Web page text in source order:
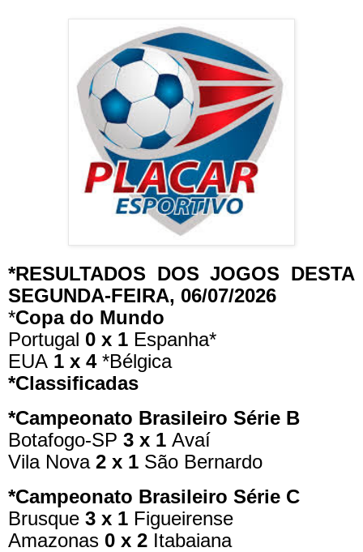
*RESULTADOS DOS JOGOS DESTA
SEGUNDA-FEIRA, 06/07/2026
*Copa do Mundo
Portugal 0 x 1 Espanha*
EUA 1 x 4*Bélgica
*Classificadas
*Campeonato Brasileiro Série B
Botafogo-SP 3 x 1 Avaí
Vila Nova 2 x 1 São Bernardo
*Campeonato Brasileiro Série C
Brusque 3 x 1 Figueirense
Amazonas 0 x 2 Itabaiana